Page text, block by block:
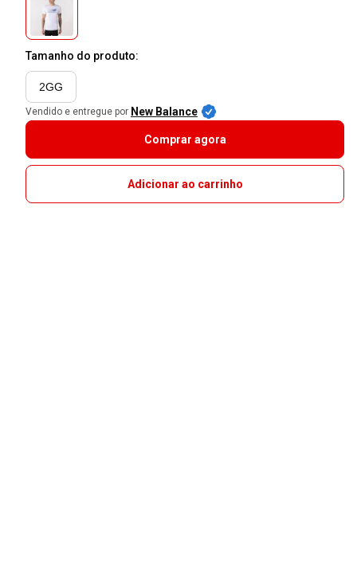
Tamanho do produto:
2GG
Vendido e entregue por New Balance
Comprar agora
Adicionar ao carrinho